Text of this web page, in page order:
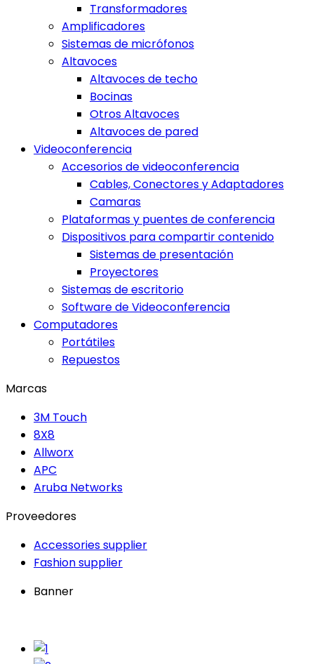
Transformadores
Amplificadores
Sistemas de micrófonos
Altavoces
Altavoces de techo
Bocinas
Otros Altavoces
Altavoces de pared
Videoconferencia
Accesorios de videoconferencia
Cables, Conectores y Adaptadores
Camaras
Plataformas y puentes de conferencia
Dispositivos para compartir contenido
Sistemas de presentación
Proyectores
Sistemas de escritorio
Software de Videoconferencia
Computadores
Portátiles
Repuestos
Marcas
3M Touch
8X8
Allworx
APC
Aruba Networks
Proveedores
Accessories supplier
Fashion supplier
Banner